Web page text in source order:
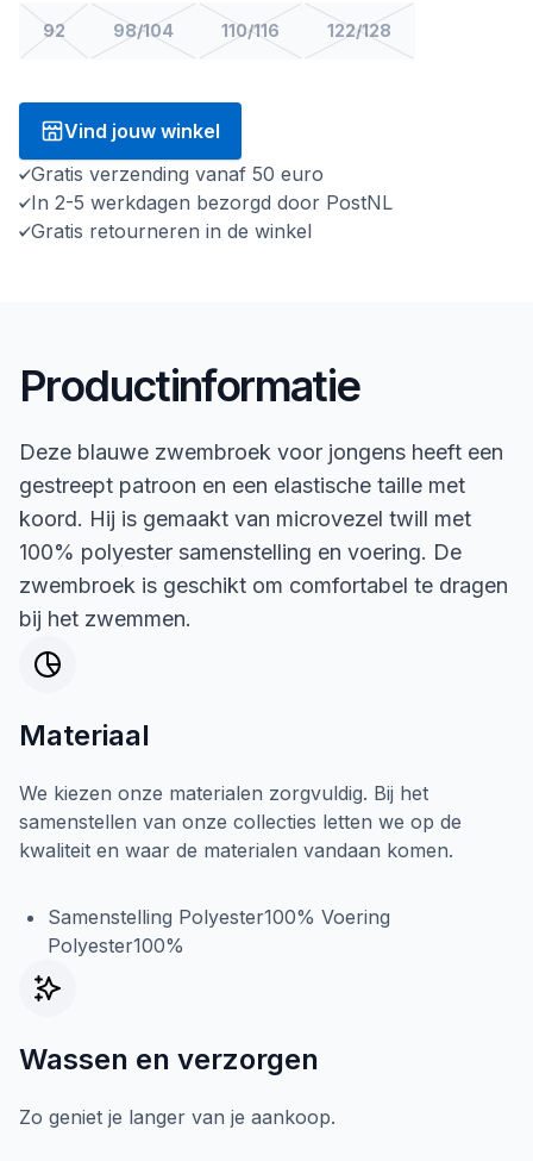
92 98/104 110/116 122/128
Vind jouw winkel
Gratis verzending vanaf 50 euro
In 2-5 werkdagen bezorgd door PostNL
Gratis retourneren in de winkel
Productinformatie
Deze blauwe zwembroek voor jongens heeft een
gestreept patroon en een elastische taille met
koord. Hij is gemaakt van microvezel twill met
100% polyester samenstelling en voering. De
zwembroek is geschikt om comfortabel te dragen
bij het zwemmen.
Materiaal
We kiezen onze materialen zorgvuldig. Bij het
samenstellen van onze collecties letten we op de
kwaliteit en waar de materialen vandaan komen.
Samenstelling Polyester100% Voering
Polyester100%
Wassen en verzorgen
Zo geniet je langer van je aankoop.